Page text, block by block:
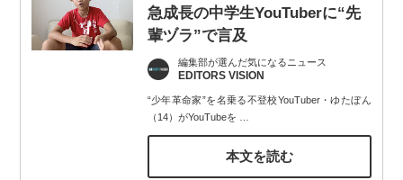
急成長の中学生YouTuberに“先
輩ヅラ”で言及
編集部が選んだ気になるニュース
EDITORS VISION
“少年革命家”を名乗る不登校YouTuber・ゆたぼん
（14）がYouTubeを
本文を読む